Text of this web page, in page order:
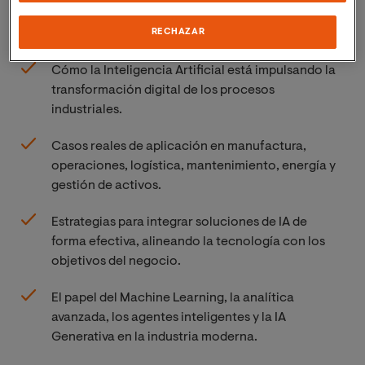
En esta Masterclass descubrirás:
Cómo la Inteligencia Artificial está impulsando la
transformación digital de los procesos
industriales.
Casos reales de aplicación en manufactura,
operaciones, logística, mantenimiento, energía y
gestión de activos.
Estrategias para integrar soluciones de IA de
forma efectiva, alineando la tecnología con los
objetivos del negocio.
El papel del Machine Learning, la analítica
avanzada, los agentes inteligentes y la IA
Generativa en la industria moderna.
RECHAZAR